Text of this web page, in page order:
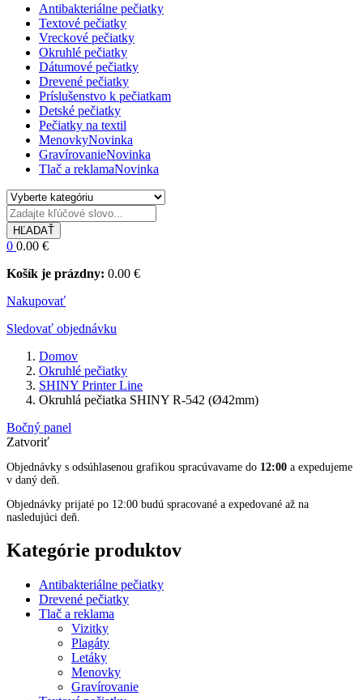
Antibakteriálne pečiatky
Textové pečiatky
Vreckové pečiatky
Okruhlé pečiatky
Dátumové pečiatky
Drevené pečiatky
Príslušenstvo k pečiatkam
Detské pečiatky
Pečiatky na textil
MenovkyNovinka
GravírovanieNovinka
Tlač a reklamaNovinka
HĽADAŤ
0 0.00 €
Košík je prázdny: 0.00 €
Nakupovať
Sledovať objednávku
Domov
Okruhlé pečiatky
SHINY Printer Line
Okruhlá pečiatka SHINY R-542 (Ø42mm)
Bočný panel
Zatvoriť
Objednávky s odsúhlasenou grafikou spracúvavame do 12:00 a expedujeme
v daný deň.
Objednávky prijaté po 12:00 budú spracované a expedované až na
nasledujúci deň.
Kategórie produktov
Antibakteriálne pečiatky
Drevené pečiatky
Tlač a reklama
Vizitky
Plagáty
Letáky
Menovky
Gravírovanie